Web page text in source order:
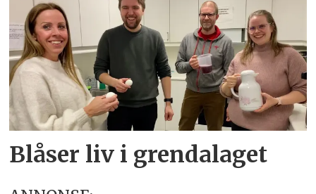
Blåser liv i grendalaget